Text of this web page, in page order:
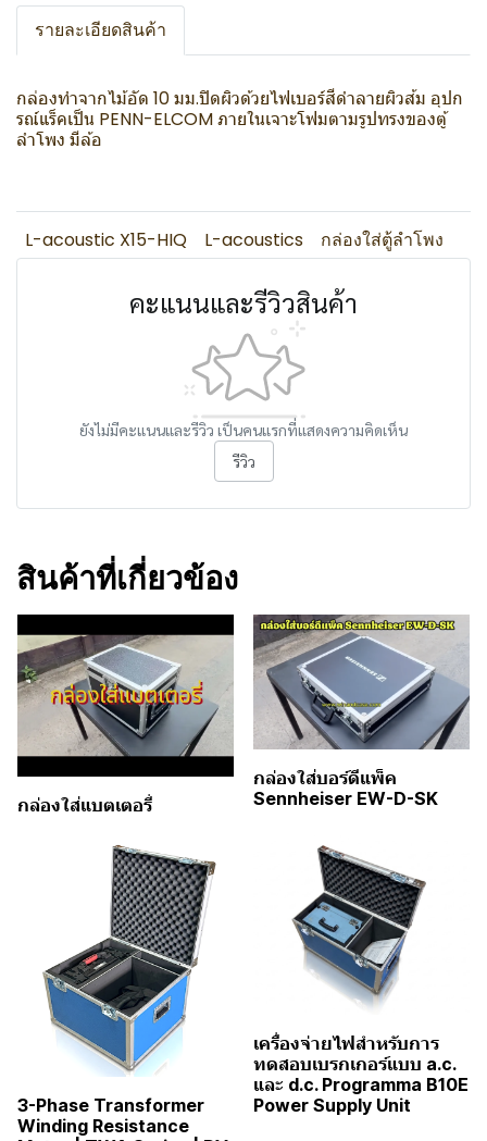
รายละเอียดสินค้า
กล่องทำจากไม้อัด 10 มม.ปิดผิวด้วยไฟเบอร์สีดำลายผิวส้ม อุปก
รณ์แร็คเป็น PENN-ELCOM ภายในเจาะโฟมตามรูปทรงของตู้
ลำโพง มีล้อ
L-acoustic X15-HIQ L-acoustics กล่องใส่ตู้ลำโพง
คะแนนและรีวิวสินค้า
ยังไม่มีคะแนนและรีวิว เป็นคนแรกที่แสดงความคิดเห็น
รีวิว
สินค้าที่เกี่ยวข้อง
กล่องใส่แบตเตอรี่
กล่องใส่บอร์ดีแพ็ค
Sennheiser EW-D-SK
3-Phase Transformer
Winding Resistance
เครื่องจ่ายไฟสำหรับการ
ทดสอบเบรกเกอร์แบบ a.c.
และ d.c. Programma B10E
Power Supply Unit